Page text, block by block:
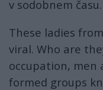
v sodobnem času.
These ladies
viral. Who are
occupation, men
formed groups